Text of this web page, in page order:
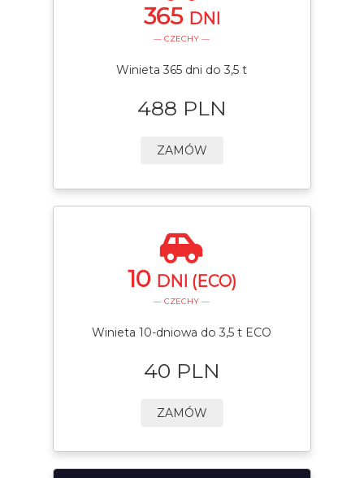
365 DNI
— CZECHY —
Winieta 365 dni do 3,5 t
488 PLN
ZAMÓW
10 DNI (ECO)
— CZECHY —
Winieta 10-dniowa do 3,5 t ECO
40 PLN
ZAMÓW